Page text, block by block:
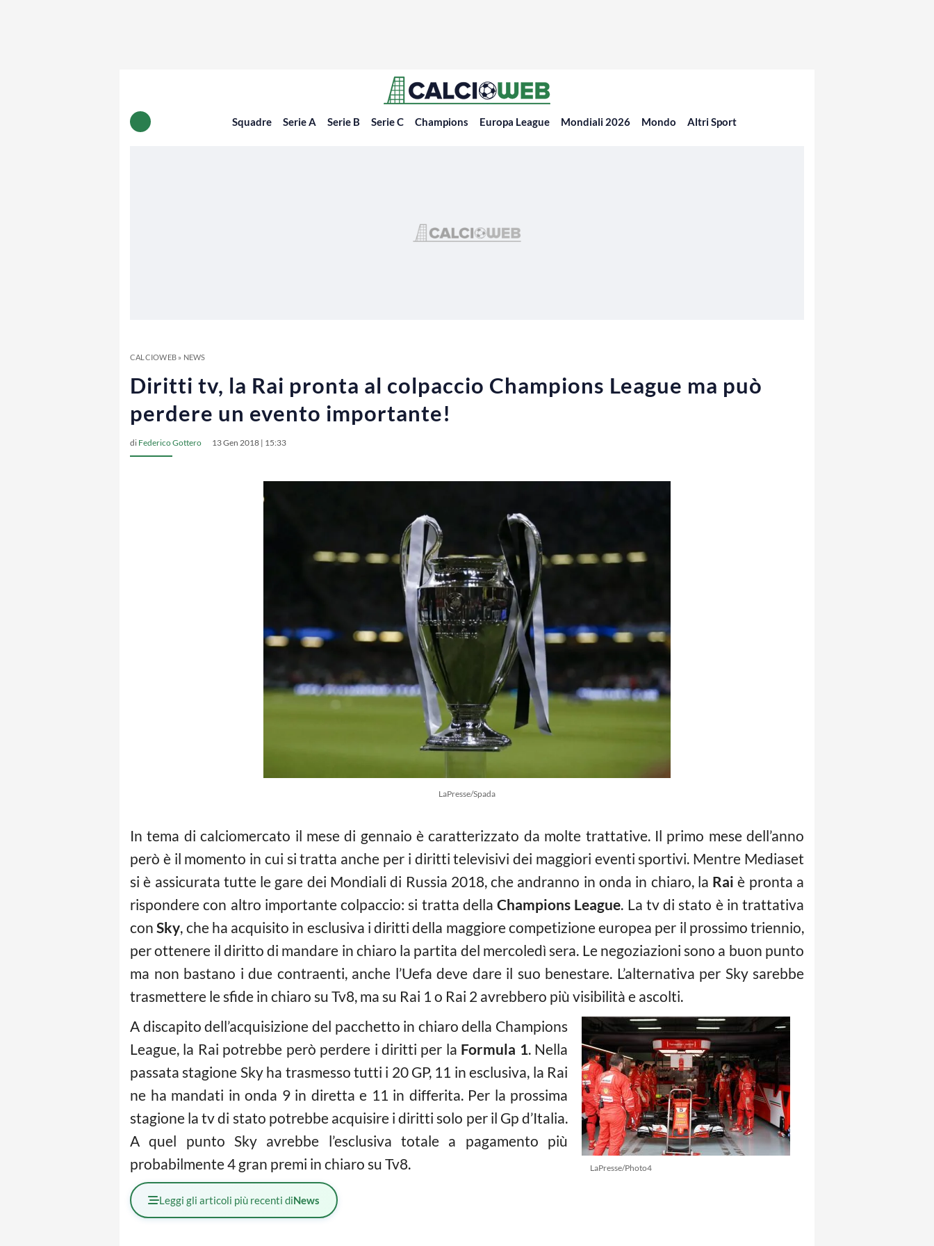
Squadre Serie A Serie B Serie C Champions Europa League Mondiali 2026 Mondo Altri Sport
CALCIOWEB» NEWS
Diritti tv, la Rai pronta al colpaccio Champions League ma può
perdere un evento importante!
di Federico Gottero 13 Gen 2018 | 15:33
LaPresse/Spada
In tema di calciomercato il mese di gennaio è caratterizzato da molte trattative. Il primo mese dell’anno
però è il momento in cui si tratta anche per i diritti televisivi dei maggiori eventi sportivi. Mentre Mediaset
si è assicurata tutte le gare dei Mondiali di Russia 2018, che andranno in onda in chiaro, la Rai è pronta a
rispondere con altro importante colpaccio: si tratta della Champions League. La tv di stato è in trattativa
conSky, che ha acquisito in esclusiva i diritti della maggiore competizione europea per il prossimo triennio,
per ottenere il diritto di mandare in chiaro la partita del mercoledì sera. Le negoziazioni sono a buon punto
ma non bastano i due contraenti, anche l’Uefa deve dare il suo benestare. L’alternativa per Sky sarebbe
trasmettere le sfide in chiaro su Tv8, ma su Rai 1 o Rai 2 avrebbero più visibilità e ascolti.
LaPresse/Photo4
A discapito dell’acquisizione del pacchetto in chiaro della Champions
League, la Rai potrebbe però perdere i diritti per la Formula 1. Nella
passata stagione Sky ha trasmesso tutti i 20 GP, 11 in esclusiva, la Rai
ne ha mandati in onda 9 in diretta e 11 in differita. Per la prossima
stagione la tv di stato potrebbe acquisire i diritti solo per il Gp d’Italia.
A quel punto Sky avrebbe l’esclusiva totale a pagamento più
probabilmente 4 gran premi in chiaro su Tv8.
Leggi gli articoli più recenti diNews